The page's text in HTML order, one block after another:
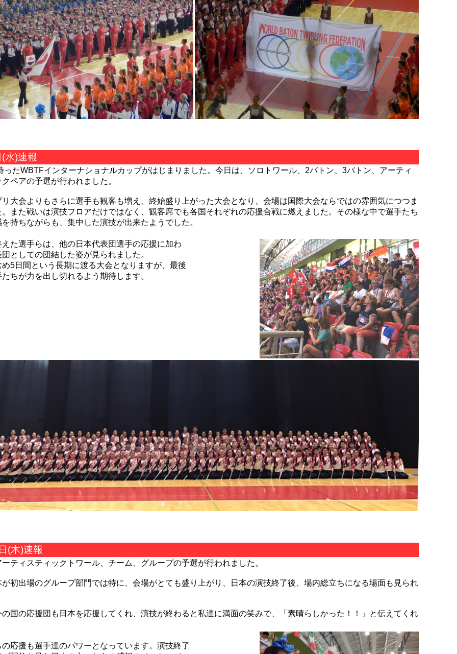
水)速報
ったWBTFインターナショナルカップがはじまりました。今日は、ソロトワール、2バトン、3バトン、アーティ
ペアの予選が行われました。
大会よりもさらに選手も観客も増え、終始盛り上がった大会となり、会場は国際大会ならではの雰囲気につつま
また戦いは演技フロアだけではなく、観客席でも各国それぞれの応援合戦に燃えました。その様な中で選手たち
持ちながらも、集中した演技が出来たようでした。
た選手らは、他の日本代表団選手の応援に加わ
としての団結した姿が見られました。
5日間という長期に渡る大会となりますが、最後
ちが力を出し切れるよう期待します。
(木)速報
ティスティックトワール、チーム、グループの予選が行われました。
が初出場のグループ部門では特に、会場がとても盛り上がり、日本の演技終了後、場内総立ちになる場面も見られ
の国の応援団も日本を応援してくれ、演技が終わると私達に満面の笑みで、「素晴らしかった！！」と伝えてくれ
応援も選手達のパワーとなっています。演技終了